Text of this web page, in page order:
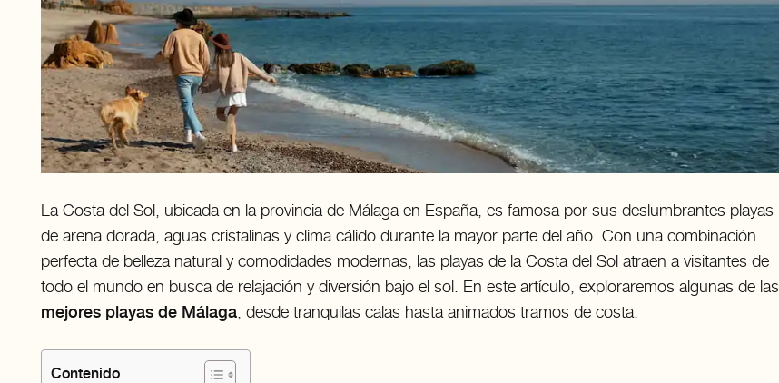
La Costa del Sol, ubicada en la provincia de Málaga en España, es famosa por sus deslumbrantes playas
de arena dorada, aguas cristalinas y clima cálido durante la mayor parte del año. Con una combinación
perfecta de belleza natural y comodidades modernas, las playas de la Costa del Sol atraen a visitantes de
todo el mundo en busca de relajación y diversión bajo el sol. En este artículo, exploraremos algunas de las
mejores playas de Málaga , desde tranquilas calas hasta animados tramos de costa.
Contenido